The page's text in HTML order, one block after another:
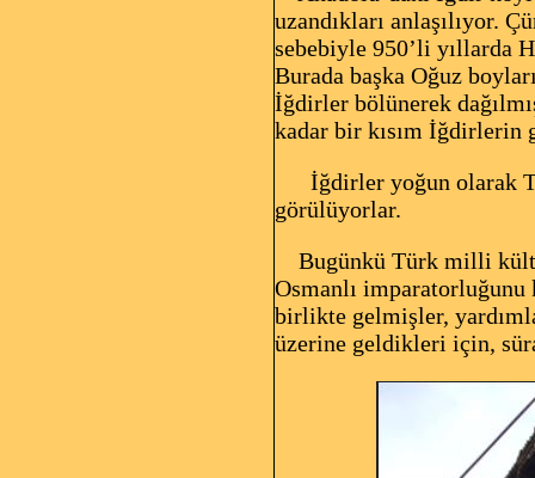
uzandıkları anlaşılıyor.
sebebiyle 950’li yıllarda
Burada başka Oğuz
İğdirler bölünerek
kadar bir kısım İğdirlerin
İğdirler yoğun olarak
görülüyorlar.
Bugünkü Türk milli
Osmanlı
birlikte gelmişler,
üzerine geldikleri için,